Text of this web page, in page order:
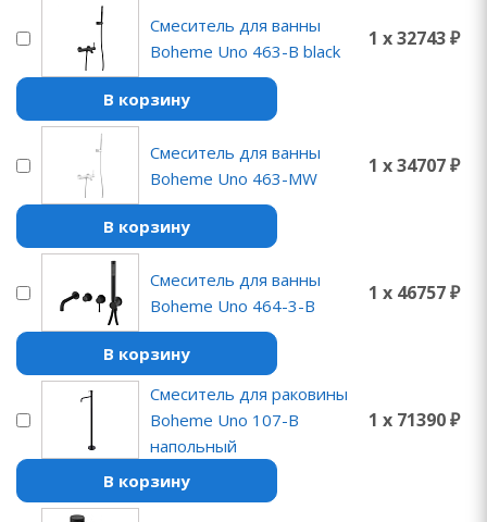
Смеситель для ванны
Boheme Uno 463-B black
1 x 32743 ₽
В корзину
Смеситель для ванны
Boheme Uno 463-MW
1 x 34707 ₽
В корзину
Смеситель для ванны
Boheme Uno 464-3-B
1 x 46757 ₽
В корзину
Смеситель для раковины
Boheme Uno 107-B
напольный
1 x 71390 ₽
В корзину